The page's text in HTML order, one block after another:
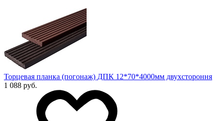
Торцевая планка (погонаж) ДПК 12*70*4000мм двухстороння
1 088 руб.